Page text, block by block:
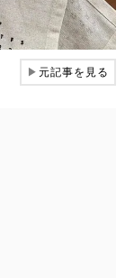
▶元記事を見る